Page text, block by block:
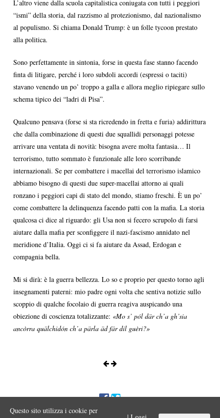
L’altro viene dalla scuola capitalistica coniugata con tutti i peggiori
“ismi” della storia, dal razzismo al protezionismo, dal nazionalismo
al populismo. Si chiama Donald Trump: è un folle tycoon prestato
alla politica.
Sono perfettamente in sintonia, forse in questa fase stanno facendo
finta di litigare, perché i loro subdoli accordi (espressi o taciti)
stavano venendo un po’ troppo a galla e allora meglio ripiegare sullo
schema tipico dei “ladri di Pisa”.
Qualcuno pensava (forse si sta ricredendo in fretta e furia) addirittura
che dalla combinazione di questi due squallidi personaggi potesse
arrivare una ventata di novità: bisogna avere molta fantasia… Il
terrorismo, tutto sommato è funzionale alle loro scorribande
internazionali. Se per combattere i macellai del terrorismo islamico
abbiamo bisogno di questi due super-macellai attorno ai quali
ronzano i peggiori capi di stato del mondo, stiamo freschi. È un po’
come combattere la delinquenza facendo patti con la mafia. La storia
qualcosa ci dice al riguardo: gli Usa non si fecero scrupolo di farsi
aiutare dalla mafia per sconfiggere il nazi-fascismo annidato nel
meridione d’Italia. Oggi ci si fa aiutare da Assad, Erdogan e
compagnia bella.
Mi si dirà: è la guerra bellezza. Lo so e proprio per questo torno agli
insegnamenti paterni: mio padre ogni volta che sentiva notizie sullo
scoppio di qualche focolaio di guerra reagiva auspicando una
obiezione di coscienza totalizzante: «Mo s’ pól där ch’a gh’sia
ancòrra quälchidón ch’a pärla äd fär dil guèri?»
ENNIO MORA © 2017 Iniziativa editoriale a scopo divulgativo
Questo sito utilizza i cookie per